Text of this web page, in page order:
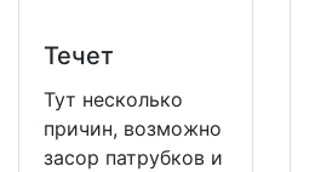
Течет
Тут несколько
причин, возможно
засор патрубков и